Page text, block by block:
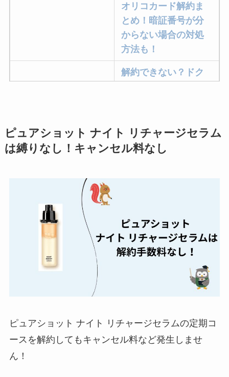
オリコカード解約ま
とめ！暗証番号が分
からない場合の対処
方法も！
解約できない？ドク
解約方法まとめ！契
約期間が過ぎた場合
ベストタイミングを
詳しく解説！
ユンス美容液の解約
まとめ！電話が繋が
らない時の裏ワザ
Sivorune(シボルネ)
なぜ解約できない？
ピュアショット ナイト リチャージセラム
は縛りなし！キャンセル料なし
ピュアショット ナイト リチャージセラムの定期コ
ースを解約してもキャンセル料など発生しませ
ん！